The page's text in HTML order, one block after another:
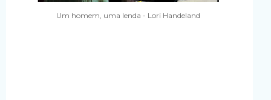
Um homem, uma lenda - Lori Handeland